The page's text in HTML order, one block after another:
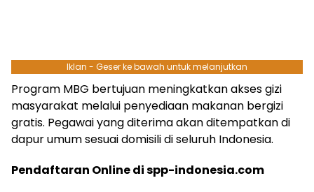
Iklan - Geser ke bawah untuk melanjutkan
Program MBG bertujuan meningkatkan akses gizi
masyarakat melalui penyediaan makanan bergizi
gratis. Pegawai yang diterima akan ditempatkan di
dapur umum sesuai domisili di seluruh Indonesia.
Pendaftaran Online di spp-indonesia.com